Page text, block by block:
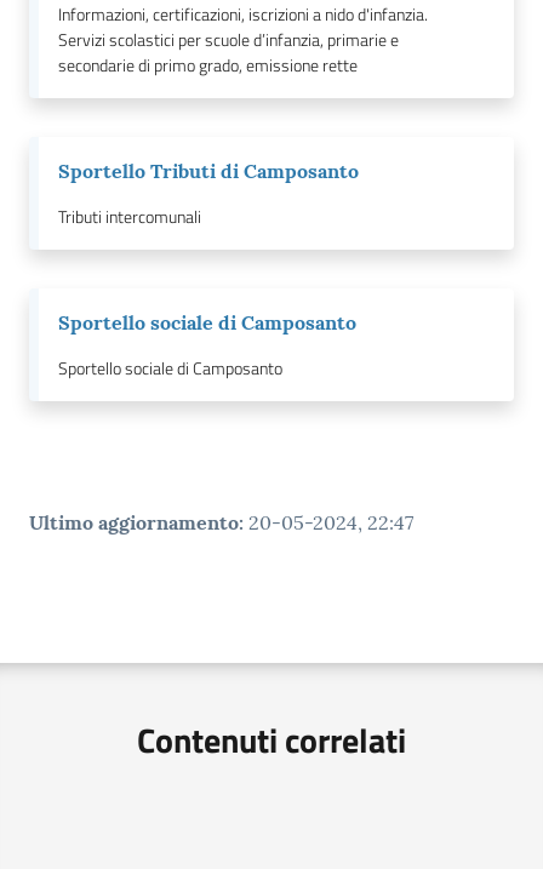
Informazioni, certificazioni, iscrizioni a nido d'infanzia.
Servizi scolastici per scuole d’infanzia, primarie e
secondarie di primo grado, emissione rette
Sportello Tributi di Camposanto
Tributi intercomunali
Sportello sociale di Camposanto
Sportello sociale di Camposanto
Ultimo aggiornamento: 20-05-2024, 22:47
Contenuti correlati